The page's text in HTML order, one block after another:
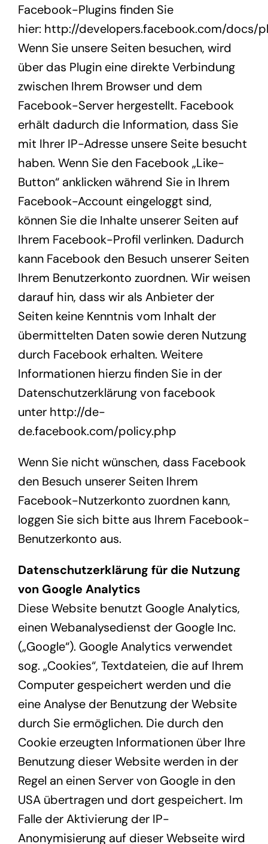
Facebook-Plugins finden Sie
hier: http://developers.facebook.com/docs/
Wenn Sie unsere Seiten besuchen, wird
über das Plugin eine direkte Verbindung
zwischen Ihrem Browser und dem
Facebook-Server hergestellt. Facebook
erhält dadurch die Information, dass Sie
mit Ihrer IP-Adresse unsere Seite besucht
haben. Wenn Sie den Facebook „Like-
Button“ anklicken während Sie in Ihrem
Facebook-Account eingeloggt sind,
können Sie die Inhalte unserer Seiten auf
Ihrem Facebook-Profil verlinken. Dadurch
kann Facebook den Besuch unserer Seiten
Ihrem Benutzerkonto zuordnen. Wir weisen
darauf hin, dass wir als Anbieter der
Seiten keine Kenntnis vom Inhalt der
übermittelten Daten sowie deren Nutzung
durch Facebook erhalten. Weitere
Informationen hierzu finden Sie in der
Datenschutzerklärung von facebook
unter http://de-
de.facebook.com/policy.php
Wenn Sie nicht wünschen, dass Facebook
den Besuch unserer Seiten Ihrem
Facebook-Nutzerkonto zuordnen kann,
loggen Sie sich bitte aus Ihrem Facebook-
Benutzerkonto aus.
Datenschutzerklärung für die Nutzung
von Google Analytics
Diese Website benutzt Google Analytics,
einen Webanalysedienst der Google Inc.
(„Google“). Google Analytics verwendet
sog. „Cookies“, Textdateien, die auf Ihrem
Computer gespeichert werden und die
eine Analyse der Benutzung der Website
durch Sie ermöglichen. Die durch den
Cookie erzeugten Informationen über Ihre
Benutzung dieser Website werden in der
Regel an einen Server von Google in den
USA übertragen und dort gespeichert. Im
Falle der Aktivierung der IP-
Anonymisierung auf dieser Webseite wird